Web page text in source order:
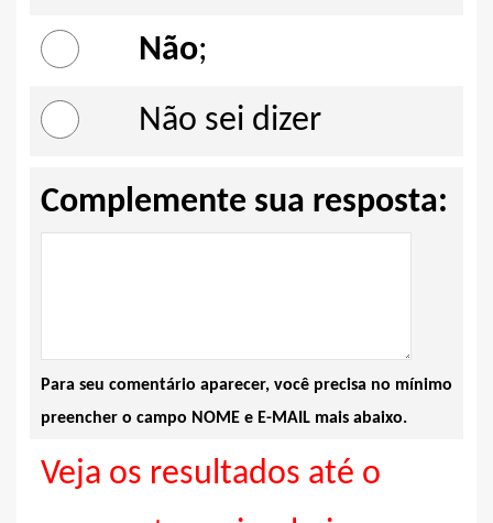
Não;
Não sei dizer
Complemente sua resposta:
Para seu comentário aparecer, você precisa no mínimo
preencher o campo NOME e E-MAIL mais abaixo.
Veja os resultados até o